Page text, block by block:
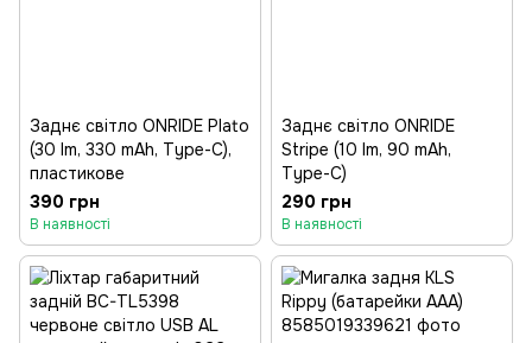
Заднє світло ONRIDE Plato
(30 lm, 330 mAh, Type-C),
пластикове
390 грн
В наявності
Заднє світло ONRIDE
Stripe (10 lm, 90 mAh,
Type-C)
290 грн
В наявності